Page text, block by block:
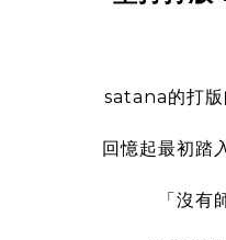
satana的打版
回憶起最初踏
「沒